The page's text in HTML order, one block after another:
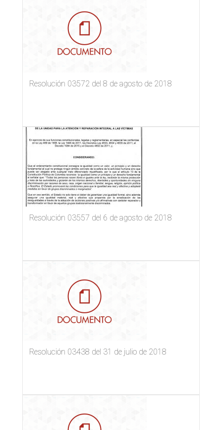
Resolución 03572 del 8 de agosto de 2018
Resolución 03557 del 6 de agosto de 2018
Resolución 03438 del 31 de julio de 2018